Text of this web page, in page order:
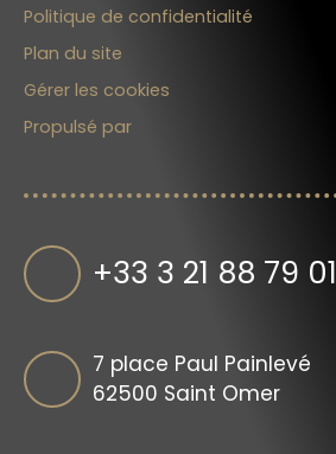
Politique de confidentialité
Plan du site
Gérer les cookies
Propulsé par
+33 3 21 88 79 01
7 place Paul Painlevé
62500 Saint Omer